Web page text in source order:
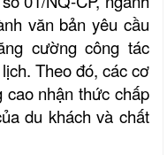
văn bản yêu cầu
cường công tác
Theo đó, các cơ
cao nhận thức chấp
du khách và chất